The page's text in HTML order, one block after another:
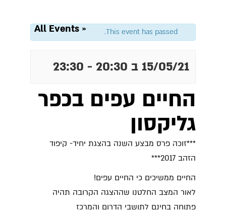
« All Events This event has passed.
15/05/21 ב 20:30 -
23:30
החיים עפים בכפר
גליקסון
***זוכה פרס מבצע השנה בהצגת יחיד- קיפוד
הזהב 2017***
החיים ממשיכים כי החיים עפים!
לאור המצב החלטנו שההצגה הקרובה תהיה
פתוחה בחינם לתושבי הדרום והמרכז